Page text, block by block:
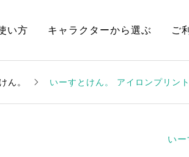
い方 キャラクターから選ぶ ご
ん。 いーすとけん。 アイロンプリン
いー